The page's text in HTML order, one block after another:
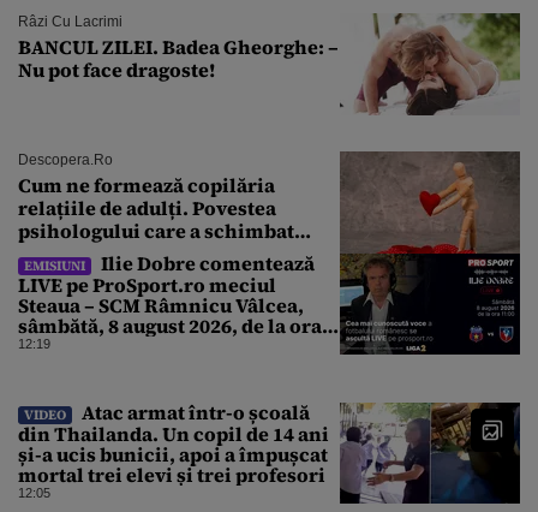
Râzi Cu Lacrimi
BANCUL ZILEI. Badea Gheorghe: –
Nu pot face dragoste!
Descopera.ro
Cum ne formează copilăria
relațiile de adulți. Povestea
psihologului care a schimbat
felul în care înțelegem iubirea
EMISIUNI
Ilie Dobre comentează
LIVE pe ProSport.ro meciul
Steaua – SCM Râmnicu Vâlcea,
sâmbătă, 8 august 2026, de la ora
11:00
12:19
VIDEO
Atac armat într-o școală
din Thailanda. Un copil de 14 ani
și-a ucis bunicii, apoi a împușcat
mortal trei elevi și trei profesori
12:05